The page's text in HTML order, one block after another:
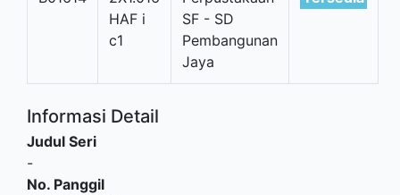
HAF i
c1
SF - SD
Pembangunan
Jaya
Informasi Detail
Judul Seri
-
No. Panggil